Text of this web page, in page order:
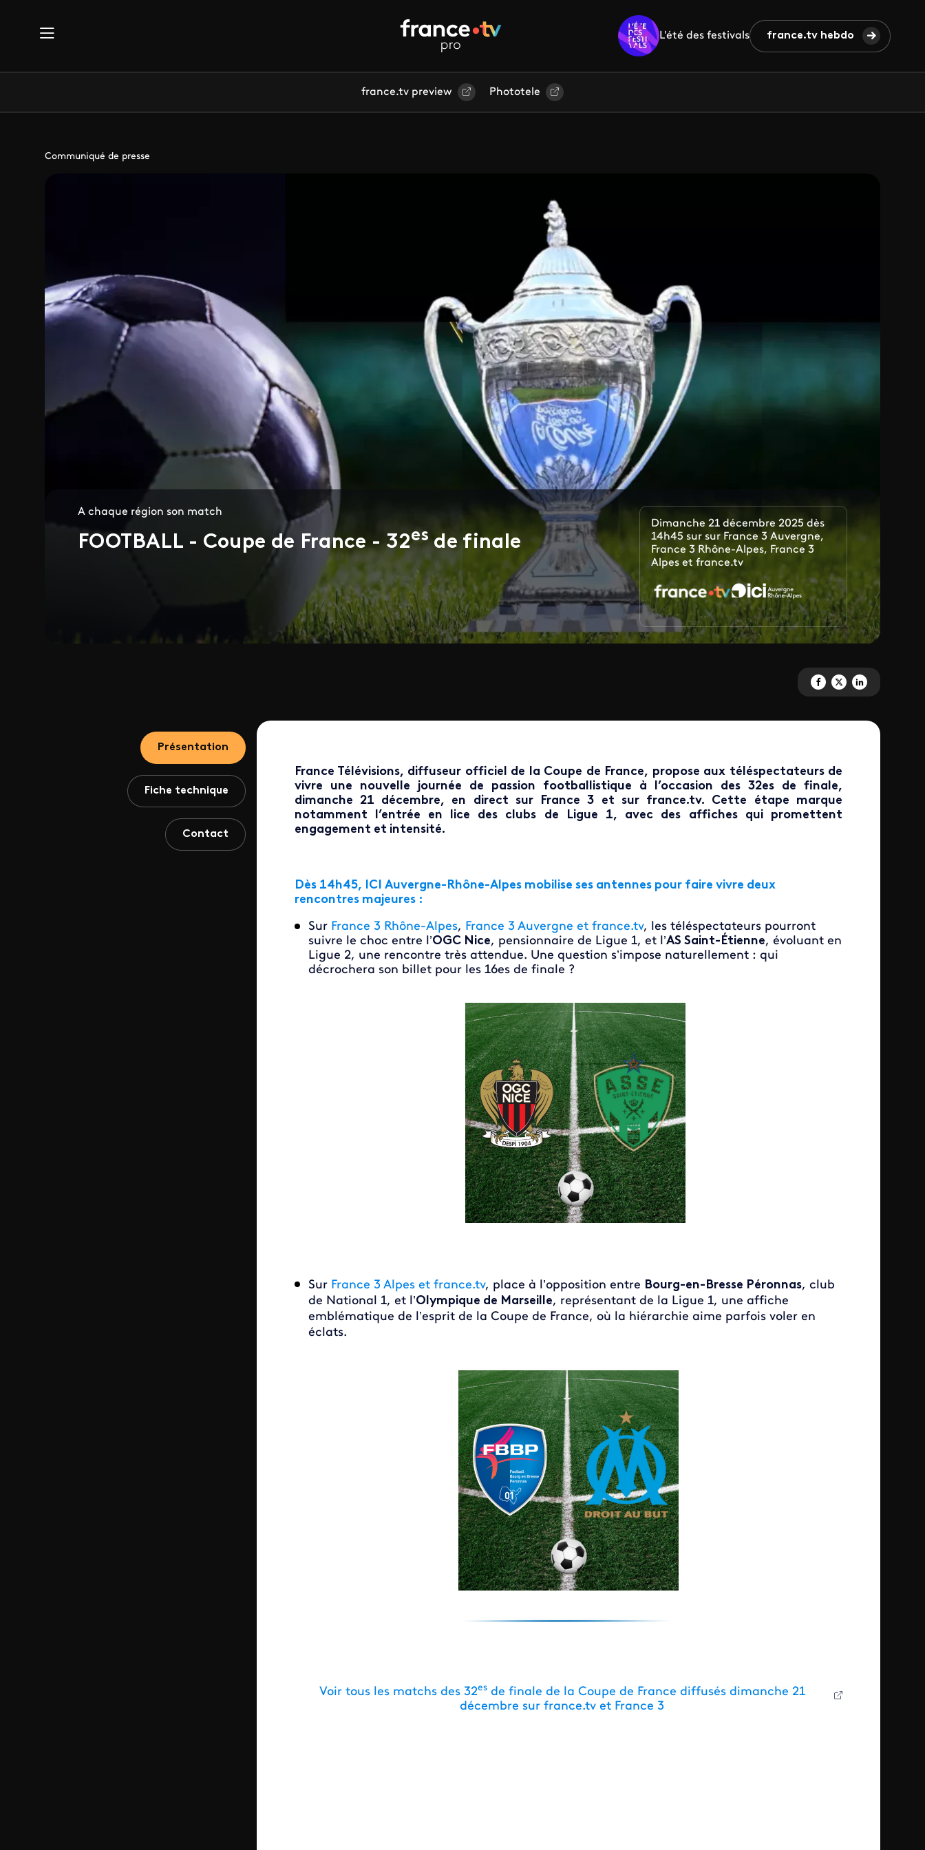
L'été des festivals france.tv hebdo
france.tv preview Phototele
Communiqué de presse
A chaque région son match
FOOTBALL - Coupe de France - 32esde finale
Dimanche 21 décembre 2025 dès
14h45 sur sur France 3 Auvergne,
France 3 Rhône-Alpes, France 3
Alpes et france.tv
Partagez 'FOOTBALL -
Partagez 'FOOTBALL -
Partagez
Présentation
Fiche technique
Contact
France Télévisions, diffuseur officiel de la Coupe de France, propose aux téléspectateurs de
vivre une nouvelle journée de passion footballistique à l’occasion des 32es de finale,
dimanche 21 décembre, en direct sur France 3 et sur france.tv. Cette étape marque
notamment l’entrée en lice des clubs de Ligue 1, avec des affiches qui promettent
engagement et intensité.
Dès 14h45, ICI Auvergne-Rhône-Alpes mobilise ses antennes pour faire vivre deux
rencontres majeures :
Sur France 3 Rhône-Alpes, France 3 Auvergne et france.tv, les téléspectateurs pourront
suivre le choc entre l’OGC Nice, pensionnaire de Ligue 1, et l’AS Saint-Étienne, évoluant en
Ligue 2, une rencontre très attendue. Une question s’impose naturellement : qui
décrochera son billet pour les 16es de finale ?
Sur France 3 Alpes et france.tv, place à l’opposition entre Bourg-en-Bresse Péronnas, club
de National 1, et l’Olympique de Marseille, représentant de la Ligue 1, une affiche
emblématique de l’esprit de la Coupe de France, où la hiérarchie aime parfois voler en
éclats.
Voir tous les matchs des 32esde finale de la Coupe de France diffusés dimanche 21
décembre sur france.tv et France 3